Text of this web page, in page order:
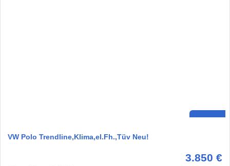
VW Polo Trendline,Klima,el.Fh.,Tüv Neu!
3.850 €